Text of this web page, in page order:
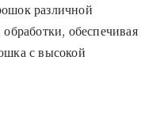
различной
обеспечивая
с высокой